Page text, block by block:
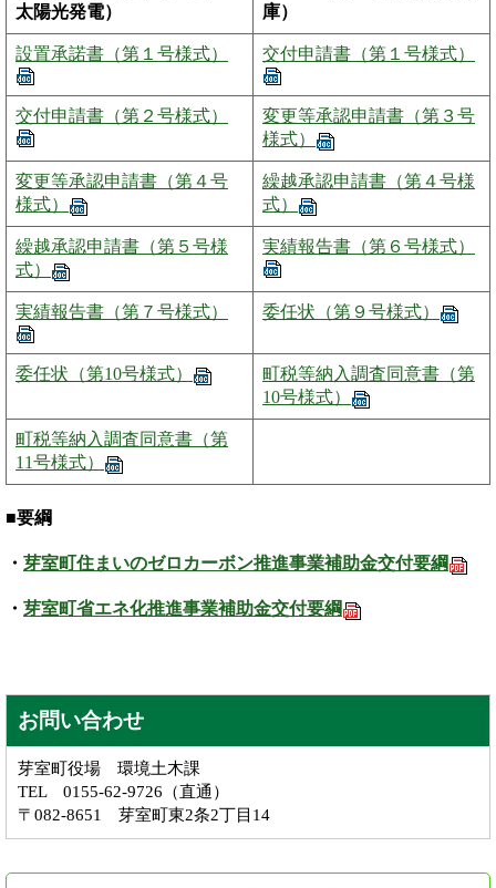
太陽光発電）
庫）
設置承諾書（第１号様式） 交付申請書（第１号様式）
交付申請書（第２号様式）
変更等承認申請書（第３号
様式）
変更等承認申請書（第４号
様式）
繰越承認申請書（第４号様
式）
繰越承認申請書（第５号様
式）
実績報告書（第６号様式）
実績報告書（第７号様式） 委任状（第９号様式）
委任状（第10号様式）
町税等納入調査同意書（第
10号様式）
町税等納入調査同意書（第
11号様式）
■要綱
・ 芽室町住まいのゼロカーボン推進事業補助金交付要綱
・ 芽室町省エネ化推進事業補助金交付要綱
お問い合わせ
芽室町役場 環境土木課
TEL 0155-62-9726（直通）
〒082-8651 芽室町東2条2丁目14